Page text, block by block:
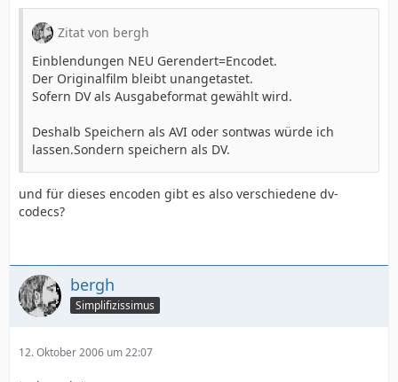
Zitat von bergh
Einblendungen NEU Gerendert=Encodet.
Der Originalfilm bleibt unangetastet.
Sofern DV als Ausgabeformat gewählt wird.
Deshalb Speichern als AVI oder sontwas würde ich
lassen.Sondern speichern als DV.
und für dieses encoden gibt es also verschiedene dv-
codecs?
bergh
Simplifizissimus
12. Oktober 2006 um 22:07